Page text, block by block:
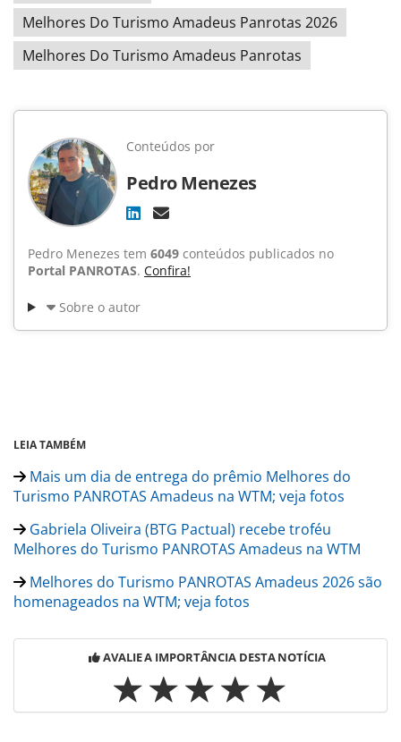
Melhores Do Turismo Amadeus Panrotas 2026
Melhores Do Turismo Amadeus Panrotas
Conteúdos por
Pedro Menezes
Pedro Menezes tem 6049 conteúdos publicados no
Portal PANROTAS. Confira!
Sobre o autor
LEIA TAMBÉM
Mais um dia de entrega do prêmio Melhores do
Turismo PANROTAS Amadeus na WTM; veja fotos
Gabriela Oliveira (BTG Pactual) recebe troféu
Melhores do Turismo PANROTAS Amadeus na WTM
Melhores do Turismo PANROTAS Amadeus 2026 são
homenageados na WTM; veja fotos
AVALIE A IMPORTÂNCIA DESTA NOTÍCIA